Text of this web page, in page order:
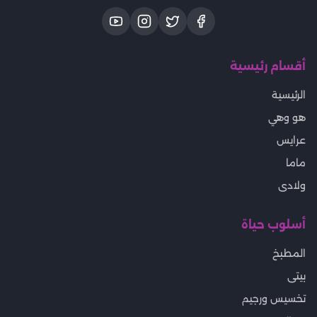
أقسام رئيسية
الرئيسية
هو وهي
عرايس
ماما
ولادى
أسلوب حياة
المطبخ
بيتى
تخسيس ورجيم